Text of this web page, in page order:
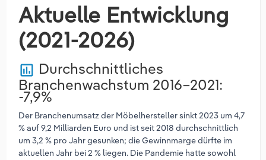
Aktuelle Entwicklung
(2021-2026)
poll Durchschnittliches
Branchenwachstum 2016–2021:
-7,9%
Der Branchenumsatz der Möbelhersteller sinkt 2023 um 4,7
% auf 9,2 Milliarden Euro und ist seit 2018 durchschnittlich
um 3,2 % pro Jahr gesunken; die Gewinnmarge dürfte im
aktuellen Jahr bei 2 % liegen. Die Pandemie hatte sowohl